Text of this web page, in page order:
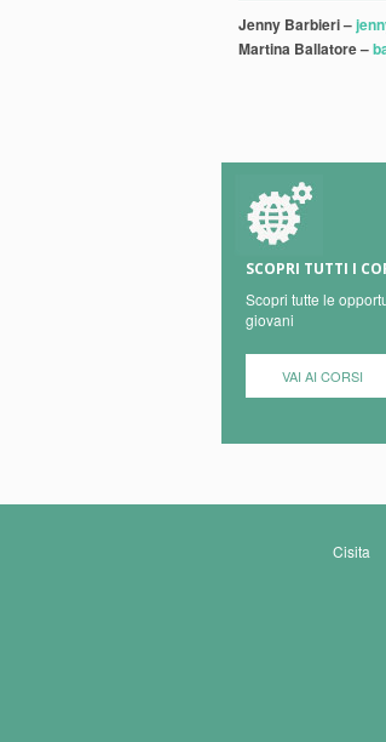
Jenny Barbieri –
Martina Ballatore –
SCOPRI TUTTI I
Scopri tutte le
giovani
VAI AI CORSI
Cisita